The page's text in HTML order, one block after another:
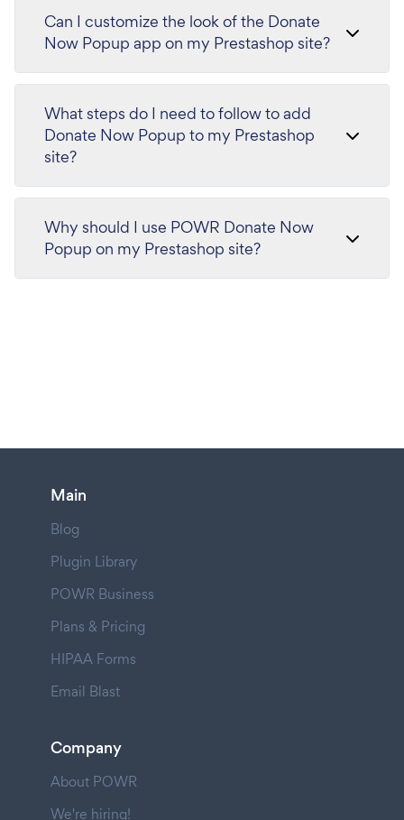
Can I customize the look of the Donate
Now Popup app on my Prestashop site?
What steps do I need to follow to add
Donate Now Popup to my Prestashop
site?
Why should I use POWR Donate Now
Popup on my Prestashop site?
Main
Blog
Plugin Library
POWR Business
Plans & Pricing
HIPAA Forms
Email Blast
Company
About POWR
We're hiring!